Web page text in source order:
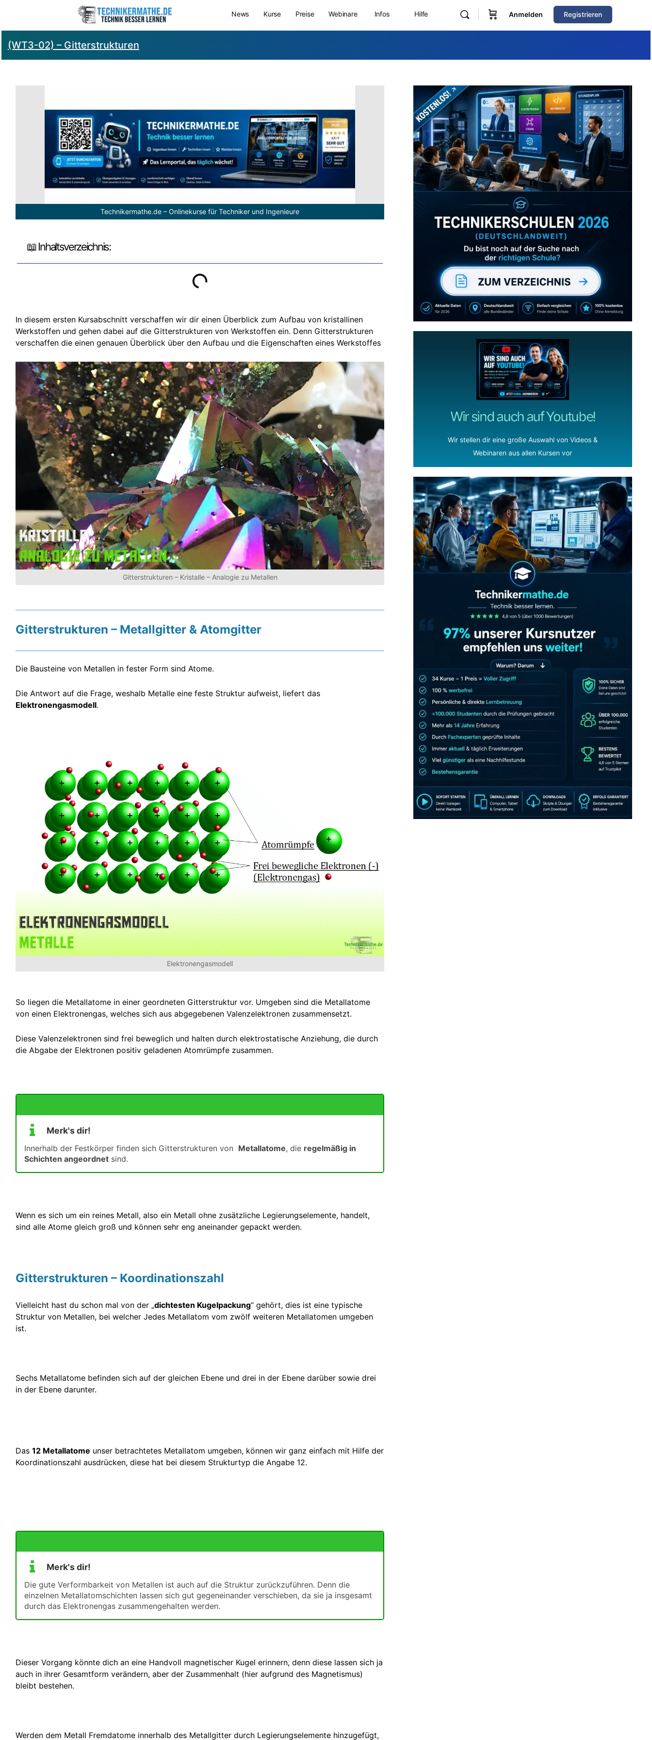
News Kurse Preise Webinare Infos Hilfe Anmelden Registrieren
(WT3-02) – Gitterstrukturen
Technikermathe.de – Onlinekurse für Techniker und Ingenieure
📖 Inhaltsverzeichnis:
In diesem ersten Kursabschnitt verschaffen wir dir einen Überblick zum Aufbau von kristallinen
Werkstoffen und gehen dabei auf die Gitterstrukturen von Werkstoffen ein. Denn Gitterstrukturen
verschaffen die einen genauen Überblick über den Aufbau und die Eigenschaften eines Werkstoffes
Gitterstrukturen – Kristalle – Analogie zu Metallen
Gitterstrukturen – Metallgitter & Atomgitter
Die Bausteine von Metallen in fester Form sind Atome.
Die Antwort auf die Frage, weshalb Metalle eine feste Struktur aufweist, liefert das
Elektronengasmodell.
Elektronengasmodell
So liegen die Metallatome in einer geordneten Gitterstruktur vor. Umgeben sind die Metallatome
von einen Elektronengas, welches sich aus abgegebenen Valenzelektronen zusammensetzt.
Diese Valenzelektronen sind frei beweglich und halten durch elektrostatische Anziehung, die durch
die Abgabe der Elektronen positiv geladenen Atomrümpfe zusammen.
Merk's dir!
Innerhalb der Festkörper finden sich Gitterstrukturen von Metallatome, die regelmäßig in
Schichten angeordnet sind.
Wenn es sich um ein reines Metall, also ein Metall ohne zusätzliche Legierungselemente, handelt,
sind alle Atome gleich groß und können sehr eng aneinander gepackt werden.
Gitterstrukturen – Koordinationszahl
Vielleicht hast du schon mal von der „dichtesten Kugelpackung“ gehört, dies ist eine typische
Struktur von Metallen, bei welcher Jedes Metallatom vom zwölf weiteren Metallatomen umgeben
ist.
Sechs Metallatome befinden sich auf der gleichen Ebene und drei in der Ebene darüber sowie drei
in der Ebene darunter.
Das 12 Metallatome unser betrachtetes Metallatom umgeben, können wir ganz einfach mit Hilfe der
Koordinationszahl ausdrücken, diese hat bei diesem Strukturtyp die Angabe 12.
Merk's dir!
Die gute Verformbarkeit von Metallen ist auch auf die Struktur zurückzuführen. Denn die
einzelnen Metallatomschichten lassen sich gut gegeneinander verschieben, da sie ja insgesamt
durch das Elektronengas zusammengehalten werden.
Dieser Vorgang könnte dich an eine Handvoll magnetischer Kugel erinnern, denn diese lassen sich ja
auch in ihrer Gesamtform verändern, aber der Zusammenhalt (hier aufgrund des Magnetismus)
bleibt bestehen.
Werden dem Metall Fremdatome innerhalb des Metallgitter durch Legierungselemente hinzugefügt,
Zum Verzeichnis
Wir sind auch auf Youtube!
Wir stellen dir eine große Auswahl von Videos &
Webinaren aus allen Kursen vor
Abonniere uns auch
gerne
wenn dir unsere Videos gefallen!
ZUM YOUTUBE KANAL
JETZT AB 7,40 EUR/MONAT PERFEKT LERNEN